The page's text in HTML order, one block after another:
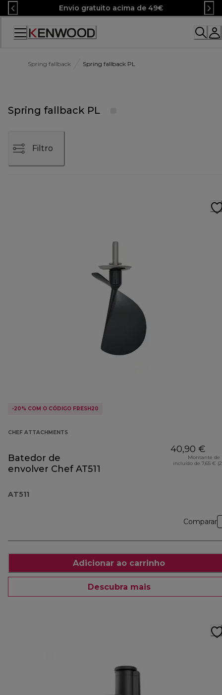
Skip
to
Content
Envio gratuito acima de 49€
Spring fallback Spring fallback PL
Spring fallback PL
Filtro
-20% COM O CÓDIGO FRESH20
CHEF ATTACHMENTS
Batedor de
envolver Chef AT511
AT511
40,90 €
Montante de
incluído de 7,65 €
Comparar
Adicionar ao carrinho
Descubra mais